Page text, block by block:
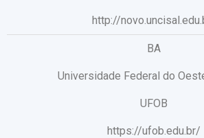
http://
BA
Universidade Federal do
UFOB
https://ufob.edu.br/